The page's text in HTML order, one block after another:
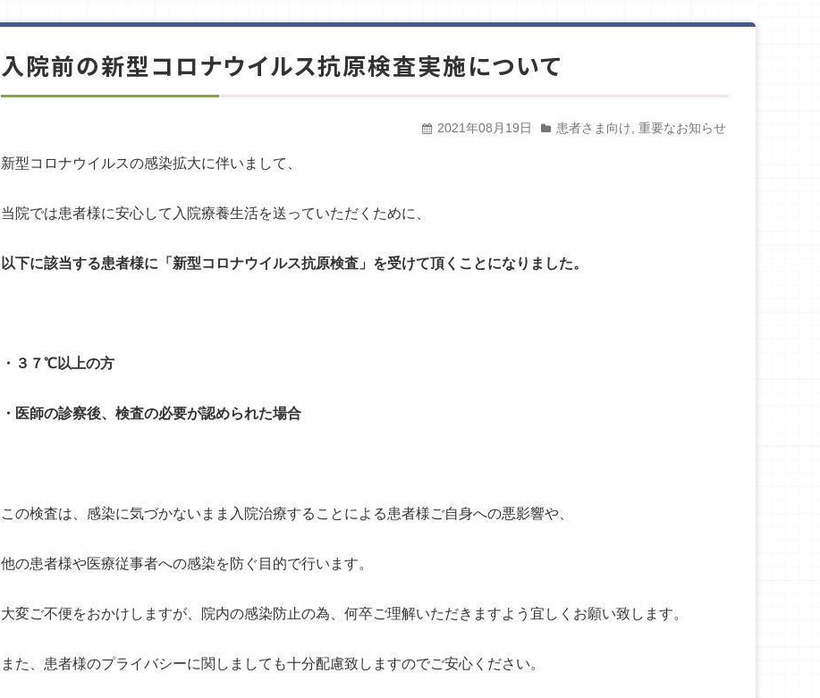
入院前の新型コロナウイルス抗原検査実施について
2021年08月19日 患者さま向け 重要なお知らせ
新型コロナウイルスの感染拡大に伴いまして、
当院では患者様に安心して入院療養生活を送っていただくために、
以下に該当する患者様に「新型コロナウイルス抗原検査」を受けて頂くことになりました。
・３７℃以上の方
・医師の診察後、検査の必要が認められた場合
この検査は、感染に気づかないまま入院治療することによる患者様ご自身への悪影響や、
他の患者様や医療従事者への感染を防ぐ目的で行います。
大変ご不便をおかけしますが、院内の感染防止の為、何卒ご理解いただきますよう宜しくお願い致します。
また、患者様のプライバシーに関しましても十分配慮致しますのでご安心ください。